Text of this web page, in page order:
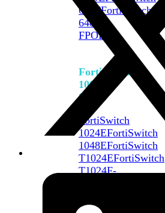
648FFortiSwitch
648F-
FPOE
FortiSwitch
1000
Series
FortiSwitch
1024EFortiSwitch
1048EFortiSwitch
T1024EFortiSwitch
T1024F-